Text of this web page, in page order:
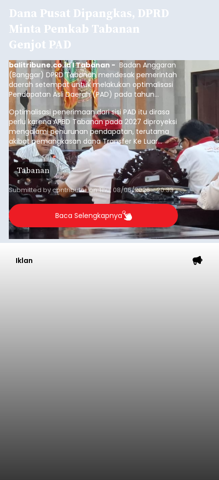
Dana Pusat Dipangkas, DPRD
Minta Pemkab Tabanan
Genjot PAD
balitribune.co.id I Tabanan - Badan Anggaran
(Banggar) DPRD Tabanan mendesak pemerintah
daerah setempat untuk melakukan optimalisasi
Pendapatan Asli Daerah (PAD) pada tahun
anggaran 2027.
Optimalisasi penerimaan dari sisi PAD itu dirasa
perlu karena APBD Tabanan pada 2027 diproyeksi
mengalami penurunan pendapatan, terutama
akibat pemangkasan dana Transfer Ke Luar
Daerah (TKD) dari pemerintah pusat.
Tabanan
Submitted bycontributoronThu, 08/06/2026 - 20:33
Baca Selengkapnya
Iklan